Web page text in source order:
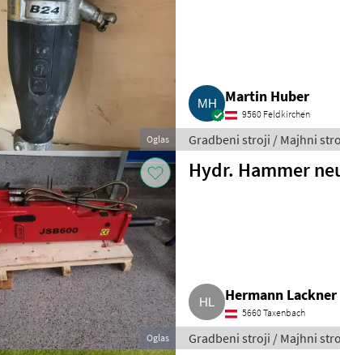
Oglas
Martin Huber
9560 Feldkirchen
Gradbeni stroji / Majhni
Oglas
Hydr. Hammer
Hermann Lackner
5660 Taxenbach
Gradbeni stroji / Majhni